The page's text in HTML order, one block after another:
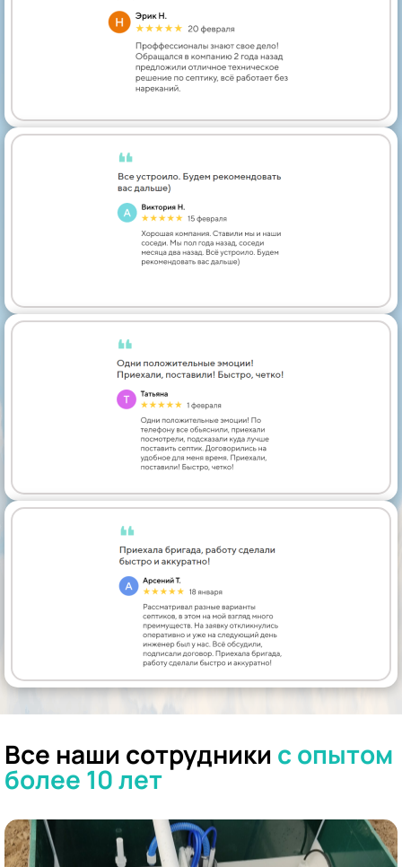
Все наши сотрудники с опытом
более 10 лет